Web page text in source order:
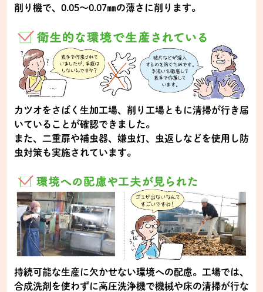
削り機で、0.05～0.07㎜の薄さに削ります。
カツオをさばく生加工場、削り工場ともに清掃が行き届
いていることが確認できました。
また、二重扉や補虫器、嫌虫灯、虫返しなどを使用し防
虫対策も実施されています。
持続可能な生産に欠かせない環境への配慮。工場では、
合成洗剤を使わずに高圧洗浄機で機械や床の清掃が行な